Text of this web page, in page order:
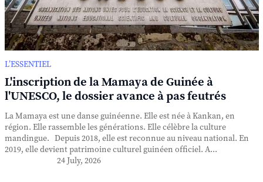
L’ESSENTIEL
L'inscription de la Mamaya de Guinée à
l'UNESCO, le dossier avance à pas feutrés
La Mamaya est une danse guinéenne. Elle est née à Kankan, en
région. Elle rassemble les générations. Elle célèbre la culture
mandingue. Depuis 2018, elle est reconnue au niveau national. En
2019, elle devient patrimoine culturel guinéen officiel. A...
24 July, 2026